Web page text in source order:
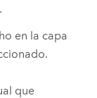
en la capa
que